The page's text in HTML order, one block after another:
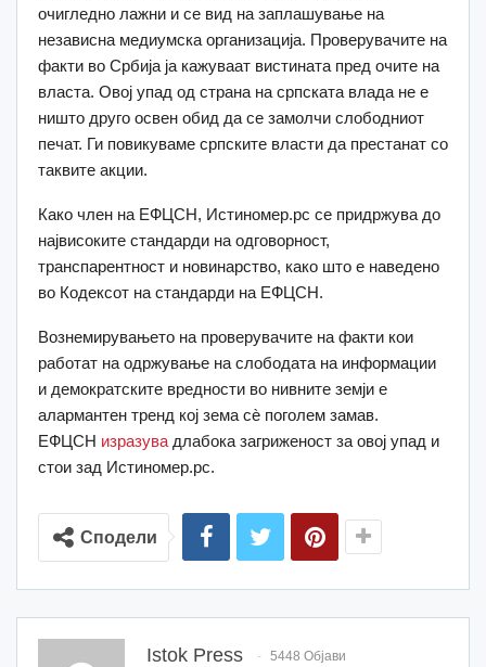
очигледно лажни и се вид на заплашување на
независна медиумска организација. Проверувачите на
факти во Србија ја кажуваат вистината пред очите на
власта. Овој упад од страна на српската влада не е
ништо друго освен обид да се замолчи слободниот
печат. Ги повикуваме српските власти да престанат со
таквите акции.
Како член на ЕФЦСН, Истиномер.рс се придржува до
највисоките стандарди на одговорност,
транспарентност и новинарство, како што е наведено
во Кодексот на стандарди на ЕФЦСН.
Вознемирувањето на проверувачите на факти кои
работат на одржување на слободата на информации
и демократските вредности во нивните земји е
алармантен тренд кој зема сѐ поголем замав.
ЕФЦСН изразува длабока загриженост за овој упад и
стои зад Истиномер.рс.
Сподели
Istok Press 5448 Објави